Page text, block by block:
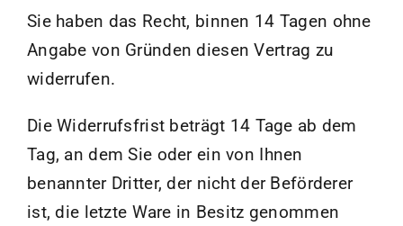
Sie haben das Recht, binnen 14 Tagen ohne
Angabe von Gründen diesen Vertrag zu
widerrufen.
Die Widerrufsfrist beträgt 14 Tage ab dem
Tag, an dem Sie oder ein von Ihnen
benannter Dritter, der nicht der Beförderer
ist, die letzte Ware in Besitz genommen